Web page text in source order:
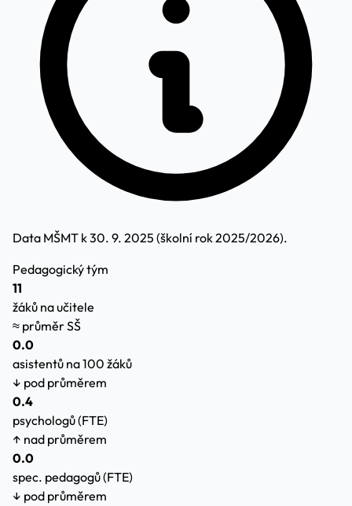
Data MŠMT k 30. 9. 2025 (školní rok 2025/2026).
Pedagogický tým
11
žáků na učitele
≈ průměr SŠ
0.0
asistentů na 100 žáků
↓ pod průměrem
0.4
psychologů (FTE)
↑ nad průměrem
0.0
spec. pedagogů (FTE)
↓ pod průměrem